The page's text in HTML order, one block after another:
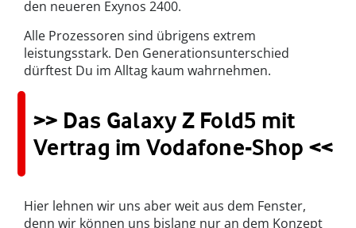
den neueren Exynos 2400.
Alle Prozessoren sind übrigens extrem
leistungsstark. Den Generationsunterschied
dürftest Du im Alltag kaum wahrnehmen.
>> Das Galaxy Z Fold5 mit
Vertrag im Vodafone-Shop <<
Hier lehnen wir uns aber weit aus dem Fenster,
denn wir können uns bislang nur an dem Konzept